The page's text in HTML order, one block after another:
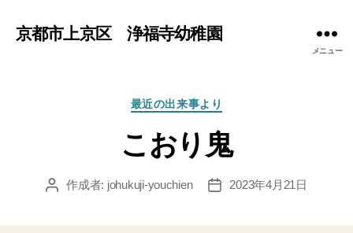
京都市上京区 浄福寺幼稚園
メニュー
カ
ゴ
リ
最近の出来事より
こおり鬼
投 作成者: johukuji-youchien
投
2023年4月21日